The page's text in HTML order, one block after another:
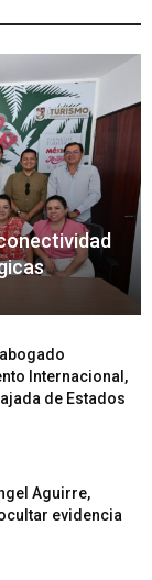
Internacional,
de Estados
Aguirre,
evidencia